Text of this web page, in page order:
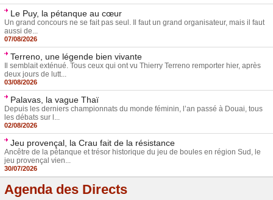
Le Puy, la pétanque au cœur
Un grand concours ne se fait pas seul. Il faut un grand organisateur, mais il faut
aussi de...
07/08/2026
Terreno, une légende bien vivante
Il semblait exténué. Tous ceux qui ont vu Thierry Terreno remporter hier, après
deux jours de lutt...
03/08/2026
Palavas, la vague Thaï
Depuis les derniers championnats du monde féminin, l’an passé à Douai, tous
les débats sur l...
02/08/2026
Jeu provençal, la Crau fait de la résistance
Ancêtre de la pétanque et trésor historique du jeu de boules en région Sud, le
jeu provençal vien...
30/07/2026
Agenda des Directs